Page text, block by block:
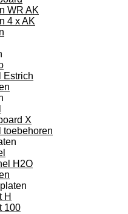
WR AK
4 x AK
Estrich
X
toebehoren
H2O
H
100